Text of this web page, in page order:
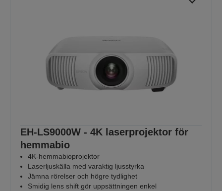
EH-LS9000W - 4K laserprojektor för
hemmabio
4K-hemmabioprojektor
Laserljuskälla med varaktig ljusstyrka
Jämna rörelser och högre tydlighet
Smidig lens shift gör uppsättningen enkel